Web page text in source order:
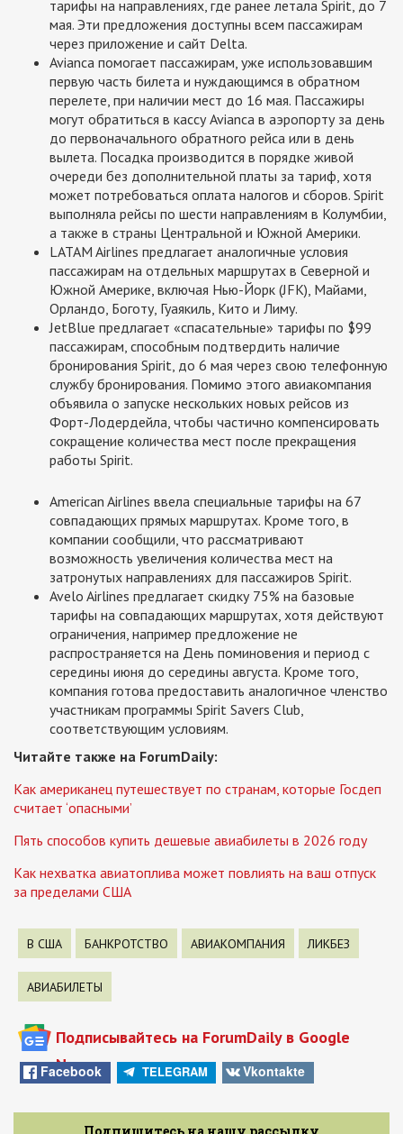
тарифы на направлениях, где ранее летала Spirit, до 7
мая. Эти предложения доступны всем пассажирам
через приложение и сайт Delta.
Avianca помогает пассажирам, уже использовавшим
первую часть билета и нуждающимся в обратном
перелете, при наличии мест до 16 мая. Пассажиры
могут обратиться в кассу Avianca в аэропорту за день
до первоначального обратного рейса или в день
вылета. Посадка производится в порядке живой
очереди без дополнительной платы за тариф, хотя
может потребоваться оплата налогов и сборов. Spirit
выполняла рейсы по шести направлениям в Колумбии,
а также в страны Центральной и Южной Америки.
LATAM Airlines предлагает аналогичные условия
пассажирам на отдельных маршрутах в Северной и
Южной Америке, включая Нью-Йорк (JFK), Майами,
Орландо, Боготу, Гуаякиль, Кито и Лиму.
JetBlue предлагает «спасательные» тарифы по $99
пассажирам, способным подтвердить наличие
бронирования Spirit, до 6 мая через свою телефонную
службу бронирования. Помимо этого авиакомпания
объявила о запуске нескольких новых рейсов из
Форт-Лодердейла, чтобы частично компенсировать
сокращение количества мест после прекращения
работы Spirit.
American Airlines ввела специальные тарифы на 67
совпадающих прямых маршрутах. Кроме того, в
компании сообщили, что рассматривают
возможность увеличения количества мест на
затронутых направлениях для пассажиров Spirit.
Avelo Airlines предлагает скидку 75% на базовые
тарифы на совпадающих маршрутах, хотя действуют
ограничения, например предложение не
распространяется на День поминовения и период с
середины июня до середины августа. Кроме того,
компания готова предоставить аналогичное членство
участникам программы Spirit Savers Club,
соответствующим условиям.
Читайте также на ForumDaily:
Как американец путешествует по странам, которые Госдеп
считает ‘опасными’
Пять способов купить дешевые авиабилеты в 2026 году
Как нехватка авиатоплива может повлиять на ваш отпуск
за пределами США
В США БАНКРОТСТВО АВИАКОМПАНИЯ ЛИКБЕЗ
АВИАБИЛЕТЫ
Подписывайтесь на ForumDaily в Google
News
Facebook TELEGRAM Vkontakte